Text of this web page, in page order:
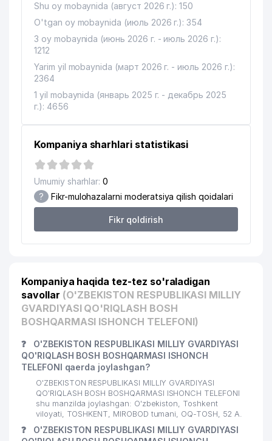
Shu oy mobaynida (август 2026 г.): 150
O'tgan oy mobaynida (июль 2026 г.): 354
3 oy mobaynida (июнь 2026 г. - июль 2026 г.):
1212
Yarim yil mobaynida (март 2026 г. - июль 2026 г.):
2364
1 yil mobaynida (январь 2025 г. - декабрь 2025
г.): 4656
Kompaniya sharhlari statistikasi
Umumiy sharhlar: 0
? Fikr-mulohazalarni moderatsiya qilish qoidalari
Fikr qoldirish
Kompaniya haqida tez-tez so'raladigan
savollar (O'ZBEKISTON RESPUBLIKASI MILLIY
GVARDIYASI QO'RIQLASH BOSH
BOSHQARMASI ISHONCH TELEFONI)
❓
O'ZBEKISTON RESPUBLIKASI MILLIY GVARDIYASI
QO'RIQLASH BOSH BOSHQARMASI ISHONCH
TELEFONI qaerda joylashgan?
O'ZBEKISTON RESPUBLIKASI MILLIY GVARDIYASI
QO'RIQLASH BOSH BOSHQARMASI ISHONCH TELEFONI
shu manzilda joylashgan: O'zbekiston, Toshkent
viloyati, TOSHKENT, MIROBOD tumani, OQ-TOSH, 52 A.
❓
O'ZBEKISTON RESPUBLIKASI MILLIY GVARDIYASI